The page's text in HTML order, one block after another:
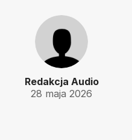
Redakcja Audio
28 maja 2026